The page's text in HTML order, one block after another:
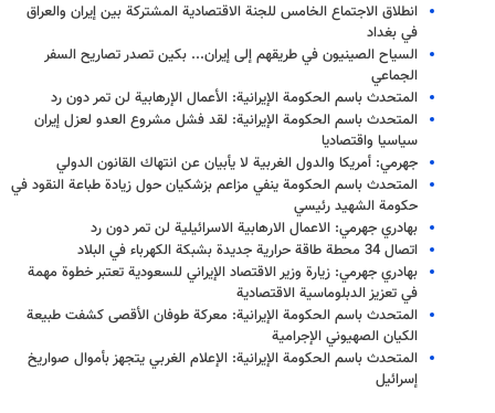
انطلاق الاجتماع الخامس للجنة الاقتصادية المشتركة بين إيران والعراق
في بغداد
السياح الصينيون في طريقهم إلى إيران... بكين تصدر تصاريح السفر
الجماعي
المتحدث باسم الحكومة الإيرانية: الأعمال الإرهابية لن تمر دون رد
المتحدث باسم الحكومة الإيرانية: لقد فشل مشروع العدو لعزل إيران
سياسيا واقتصاديا
جهرمي: أمريكا والدول الغربية لا يأبيان عن انتهاك القانون الدولي
المتحدث باسم الحكومة ينفي مزاعم بزشكيان حول زيادة طباعة النقود في
حكومة الشهيد رئيسي
بهادري جهرمي: الاعمال الارهابية الاسرائيلية لن تمر دون رد
اتصال 34 محطة طاقة حرارية جديدة بشبكة الكهرباء في البلاد
بهادري جهرمي: زيارة وزير الاقتصاد الإيراني للسعودية تعتبر خطوة مهمة
في تعزيز الدبلوماسية الاقتصادية
المتحدث باسم الحكومة الإيرانية: معركة طوفان الأقصى كشفت طبيعة
الكيان الصهيوني الإجرامية
المتحدث باسم الحكومة الإيرانية: الإعلام الغربي يتجهز بأموال صواريخ
إسرائيل